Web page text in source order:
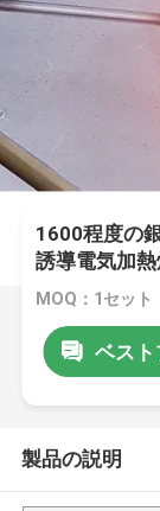
1600程度の
誘導電気加
MOQ：1セット
ベスト
製品の説明